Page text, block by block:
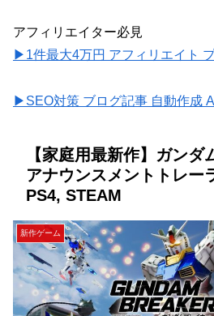
アフィリエイター必見
▶1件最大4万円 アフィリエイト
▶SEO対策 ブログ記事 自動作成
【家庭用最新作】ガン
アナウンスメントトレー
PS4, STEAM
新作ゲーム